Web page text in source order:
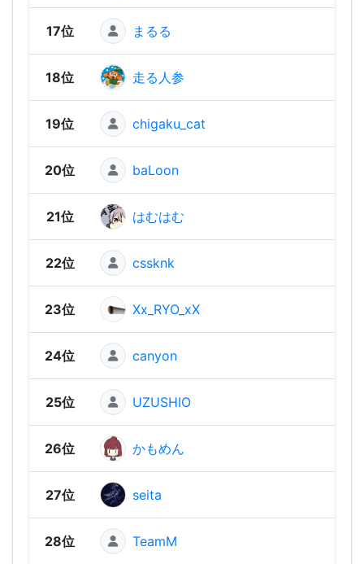
17位 まるる
18位 走る人参
19位 chigaku_cat
20位 baLoon
21位 はむはむ
22位 cssknk
23位 Xx_RYO_xX
24位 canyon
25位 UZUSHIO
26位 かもめん
27位 seita
28位 TeamM